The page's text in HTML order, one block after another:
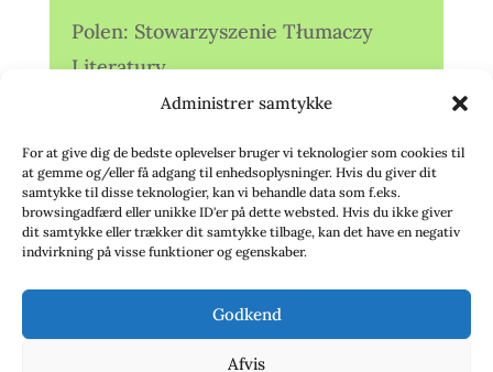
Administrer samtykke
For at give dig de bedste oplevelser bruger vi teknologier som cookies til
at gemme og/eller få adgang til enhedsoplysninger. Hvis du giver dit
samtykke til disse teknologier, kan vi behandle data som f.eks.
browsingadfærd eller unikke ID'er på dette websted. Hvis du ikke giver
dit samtykke eller trækker dit samtykke tilbage, kan det have en negativ
indvirkning på visse funktioner og egenskaber.
Godkend
Afvis
Polen: Stowarzyszenie Tłumaczy
Literatury
Storbritannien: Translators
Association (TA)
Sverige: Översättarsektionen (Ö.)
Sverige: Översättarcentrum (ÖC)
deutschsprachiger Übersetzer (VdÜ)